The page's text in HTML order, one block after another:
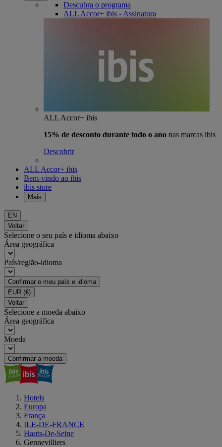
Descubra o programa
ALL Accor+ ibis - Assinatura
ALL Accor+ ibis
15% de desconto durante todo o ano nas marcas ibis
Descobrir
ALL Accor+ ibis
Bem-vindo ao ibis
ibis store
Mais
EN
Voltar
Selecione o seu país e idioma abaixo
Área geográfica
País/região-idioma
Confirmar o meu país e idioma
EUR (€)
Voltar
Selecione a moeda abaixo
Área geográfica
Moeda
Confirmar a moeda
Hotels
Europa
França
ILE-DE-FRANCE
Hauts-De-Seine
Gennevilliers